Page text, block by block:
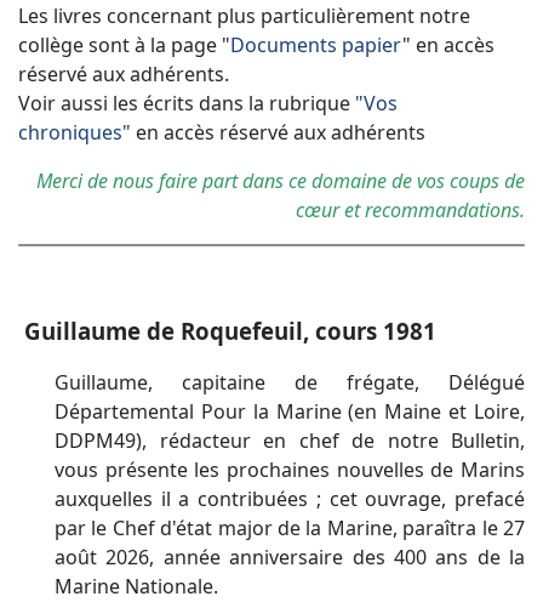
Les livres concernant plus particulièrement notre
collège sont à la page "Documents papier" en accès
réservéaux adhérents.
Voir aussi les écrits dans la rubrique "Vos
chroniques" en accès réservé aux adhérents
Merci de nous faire part dans ce domaine de vos coups de
cœur et recommandations.
Guillaume de Roquefeuil, cours 1981
Guillaume, capitaine de frégate, Délégué
Départemental Pour la Marine (en Maine et Loire,
DDPM49), rédacteur en chef de notre Bulletin,
vous présente les prochaines nouvelles de Marins
auxquelles il a contribuées ; cet ouvrage, prefacé
par le Chef d'état major de la Marine, paraîtra le 27
août 2026, année anniversaire des 400 ans de la
Marine Nationale.